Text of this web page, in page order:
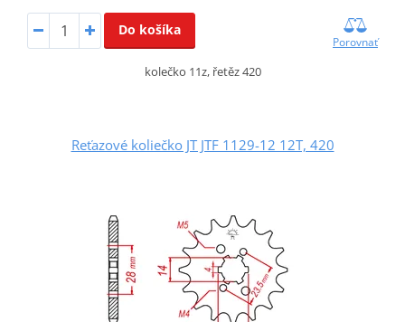
Do košíka
Porovnať
kolečko 11z, řetěz 420
Reťazové koliečko JT JTF 1129-12 12T, 420